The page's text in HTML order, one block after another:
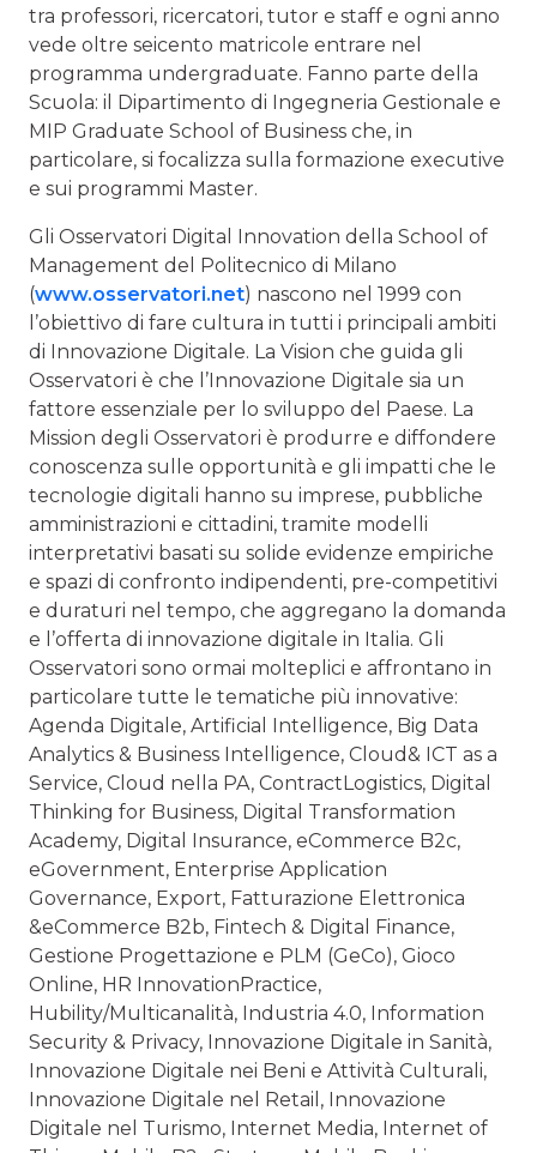
tra professori, ricercatori, tutor e staff e ogni anno
vede oltre seicento matricole entrare nel
programma undergraduate. Fanno parte della
Scuola: il Dipartimento di Ingegneria Gestionale e
MIP Graduate School of Business che, in
particolare, si focalizza sulla formazione executive
e sui programmi Master.
Gli Osservatori Digital Innovation della School of
Management del Politecnico di Milano
(www.osservatori.net) nascono nel 1999 con
l’obiettivo di fare cultura in tutti i principali ambiti
di Innovazione Digitale. La Vision che guida gli
Osservatori è che l’Innovazione Digitale sia un
fattore essenziale per lo sviluppo del Paese. La
Mission degli Osservatori è produrre e diffondere
conoscenza sulle opportunità e gli impatti che le
tecnologie digitali hanno su imprese, pubbliche
amministrazioni e cittadini, tramite modelli
interpretativi basati su solide evidenze empiriche
e spazi di confronto indipendenti, pre-competitivi
e duraturi nel tempo, che aggregano la domanda
e l’offerta di innovazione digitale in Italia. Gli
Osservatori sono ormai molteplici e affrontano in
particolare tutte le tematiche più innovative:
Agenda Digitale, Artificial Intelligence, Big Data
Analytics & Business Intelligence, Cloud& ICT as a
Service, Cloud nella PA, ContractLogistics, Digital
Thinking for Business, Digital Transformation
Academy, Digital Insurance, eCommerce B2c,
eGovernment, Enterprise Application
Governance, Export, Fatturazione Elettronica
&eCommerce B2b, Fintech & Digital Finance,
Gestione Progettazione e PLM (GeCo), Gioco
Online, HR InnovationPractice,
Hubility/Multicanalità, Industria 4.0, Information
Security & Privacy, Innovazione Digitale in Sanità,
Innovazione Digitale nei Beni e Attività Culturali,
Innovazione Digitale nel Retail, Innovazione
Digitale nel Turismo, Internet Media, Internet of